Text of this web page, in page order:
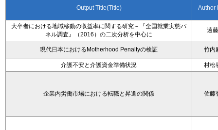
Output Title(Title) Author
大卒者における地域移動の収益率に関する研究－『全国就業実態パ
ネル調査』（2016）の二次分析を中心に
遠
現代日本におけるMotherhood Penaltyの検証 竹内
介護不安と介護資金準備状況 村松
企業内労働市場における転職と昇進の関係 佐藤